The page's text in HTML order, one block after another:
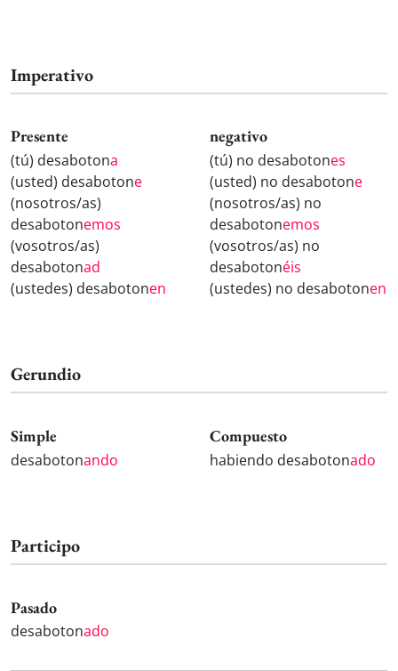
Imperativo
Presente
(tú) desabotona
(usted) desabotone
(nosotros/as)
desabotonemos
(vosotros/as)
desabotonad
(ustedes) desabotonen
negativo
(tú) no desabotones
(usted) no desabotone
(nosotros/as) no
desabotonemos
(vosotros/as) no
desabotonéis
(ustedes) no desabotonen
Gerundio
Simple
desabotonando
Compuesto
habiendo desabotonado
Participo
Pasado
desabotonado